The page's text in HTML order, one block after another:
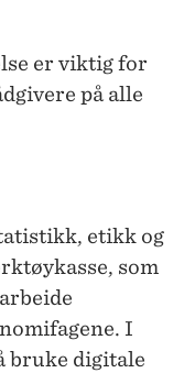
er viktig for
på alle
etikk og
som
I
bruke digitale